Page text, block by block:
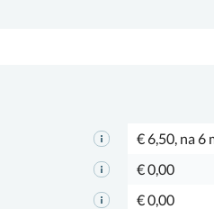
€ 6,50, na 6
€ 0,00
€ 0,00